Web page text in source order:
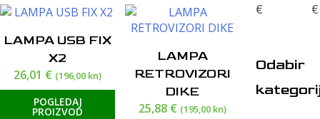
visoke
do
LAMPA USB FIX
X2
26,01 € (196,00 kn)
POGLEDAJ
PROIZVOD
LAMPA
RETROVIZORI
DIKE
25,88 € (195,00 kn)
€ €
Odabir